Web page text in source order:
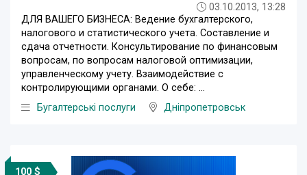
03.10.2013, 13:28
ДЛЯ ВАШЕГО БИЗНЕСА: Ведение бухгалтерского,
налогового и статистического учета. Составление и
сдача отчетности. Консультирование по финансовым
вопросам, по вопросам налоговой оптимизации,
управленческому учету. Взаимодействие с
контролирующими органами. О себе: ...
Бугалтерські послуги
Дніпропетровськ
100 $